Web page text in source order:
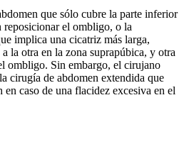
que sólo cubre la parte inferior
reposicionar el ombligo, o la
implica una cicatriz más larga,
la otra en la zona suprapúbica, y otra
ombligo. Sin embargo, el cirujano
cirugía de abdomen extendida que
caso de una flacidez excesiva en el